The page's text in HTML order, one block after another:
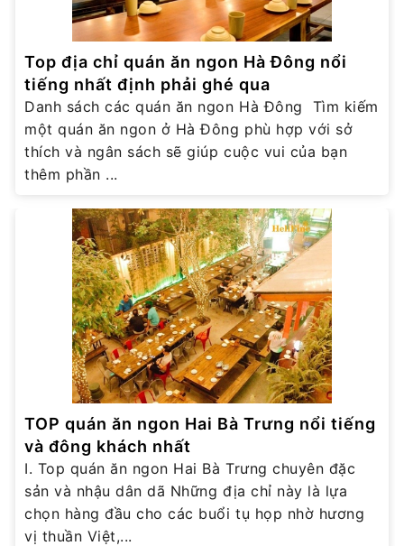
Top địa chỉ quán ăn ngon Hà Đông nổi
tiếng nhất định phải ghé qua
Danh sách các quán ăn ngon Hà Đông Tìm kiếm
một quán ăn ngon ở Hà Đông phù hợp với sở
thích và ngân sách sẽ giúp cuộc vui của bạn
thêm phần ...
TOP quán ăn ngon Hai Bà Trưng nổi tiếng
và đông khách nhất
I. Top quán ăn ngon Hai Bà Trưng chuyên đặc
sản và nhậu dân dã Những địa chỉ này là lựa
chọn hàng đầu cho các buổi tụ họp nhờ hương
vị thuần Việt,...